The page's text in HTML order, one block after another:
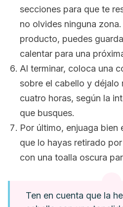
secciones para que te
no olvides ninguna
producto, puedes
calentar para una
Al terminar, coloca una
sobre el cabello y déjalo
cuatro horas, según la
que busques.
Por último, enjuaga bien
que lo hayas retirado
con una toalla oscura
Ten en cuenta que la